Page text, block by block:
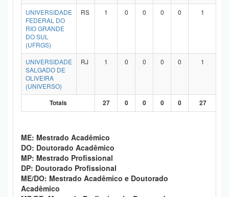
UNIVERSIDADE
FEDERAL DO
RIO GRANDE
DO SUL
(UFRGS)
RS 1 0 0 0 0 1
UNIVERSIDADE
SALGADO DE
OLIVEIRA
(UNIVERSO)
RJ 1 0 0 0 0 1
Totais 27 0 0 0 0 27
ME: Mestrado Acadêmico
DO: Doutorado Acadêmico
MP: Mestrado Profissional
DP: Doutorado Profissional
ME/DO: Mestrado Acadêmico e Doutorado
Acadêmico